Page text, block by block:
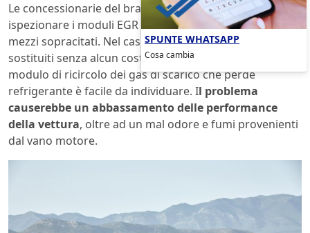
Le concessionarie del brand bavarese dovranno
ispezionare i moduli EGR e i collettori di aspirazione dei
mezzi sopracitati. Nel caso i componenti andranno
sostituiti senza alcun costo per i clienti interessati. Un
modulo di ricircolo dei gas di scarico che perde
refrigerante è facile da individuare. Il problema
causerebbe un abbassamento delle performance
della vettura, oltre ad un mal odore e fumi provenienti
dal vano motore.
SPUNTE WHATSAPP
Cosa cambia